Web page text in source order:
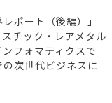
ポート（後編）」
チック・レアメタル
フォマティクスで
次世代ビジネスに